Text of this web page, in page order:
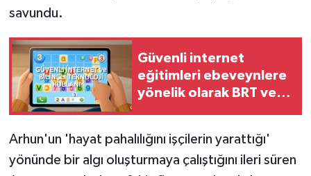
savundu.
Güvenli internet
eğitimleri ebeveynlere
yönelik olarak BRT ve
Arhun'un 'hayat pahalılığını işçilerin yarattığı'
yönünde bir algı oluşturmaya çalıştığını ileri süren